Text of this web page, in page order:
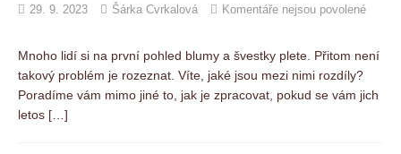
29. 9. 2023 Šárka Cvrkalová Komentáře nejsou povolené
Mnoho lidí si na první pohled blumy a švestky plete. Přitom není
takový problém je rozeznat. Víte, jaké jsou mezi nimi rozdíly?
Poradíme vám mimo jiné to, jak je zpracovat, pokud se vám jich
letos […]